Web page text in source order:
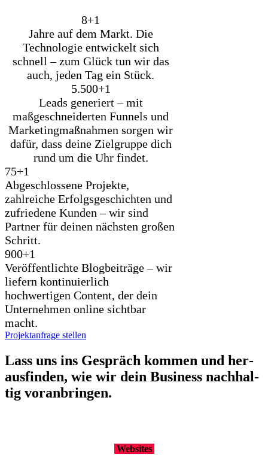
8+1
Jahre auf dem Markt. Die
Technologie entwickelt sich
schnell – zum Glück tun wir das
auch, jeden Tag ein Stück.
5.500+1
Leads generiert – mit
maßgeschneiderten Funnels und
Marketingmaßnahmen sorgen wir
dafür, dass deine Zielgruppe dich
rund um die Uhr findet.
75+1
Abgeschlossene Projekte,
zahlreiche Erfolgsgeschichten und
zufriedene Kunden – wir sind
Partner für deinen nächsten großen
Schritt.
900+1
Veröffentlichte Blogbeiträge – wir
liefern kontinuierlich
hochwertigen Content, der dein
Unternehmen online sichtbar
macht.
Projektanfrage stellen
Lass uns ins Gespräch kom­men und her­
aus­fin­den, wie wir dein Busi­ness nach­hal­
tig vor­an­brin­gen.
Web­sites